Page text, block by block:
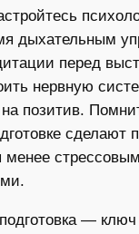
дыхательным
перед
нервную
на позитив.
сделают
менее
— ключ